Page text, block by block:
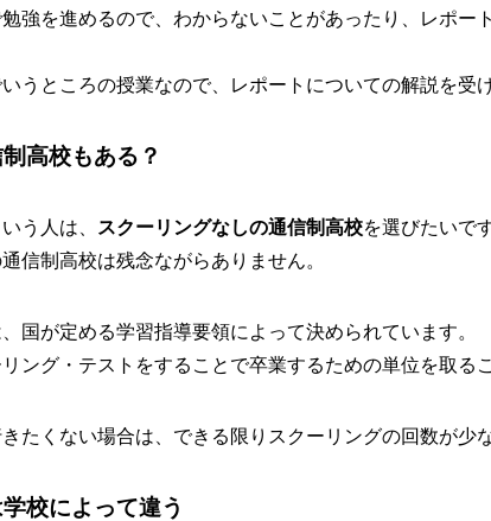
強を進めるので、わからないことがあったり、レポー
うところの授業なので、レポートについての解説を受
高校もある？
う人は、 スクーリングなしの通信制高校を選びたいで
信制高校は残念ながらありません。
国が定める学習指導要領によって決められています。
ング・テストをすることで卒業するための単位を取る
たくない場合は、できる限りスクーリングの回数が少
校によって違う